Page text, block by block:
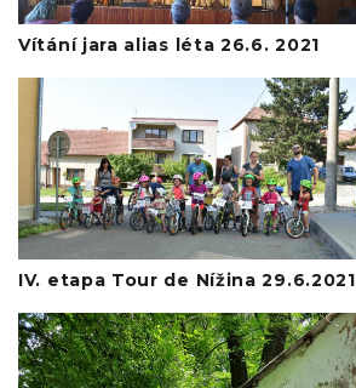
Vítání jara alias léta 26.6. 2021
IV. etapa Tour de Nížina 29.6.2021